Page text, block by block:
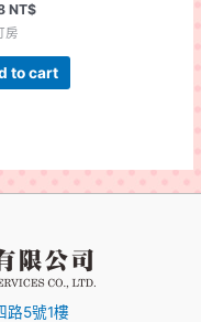
NT$
房
to cart
路5號1樓